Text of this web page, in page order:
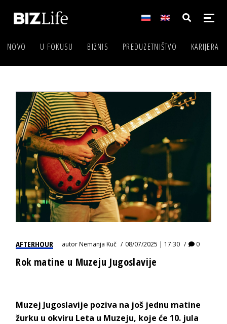
NOVO U FOKUSU BIZNIS PREDUZETNIŠTVO KARIJERA
AFTERHOUR autorNemanja Kuč 08/07/2025 | 17:30 0
Rok matine u Muzeju Jugoslavije
Muzej Jugoslavije poziva na još jednu matine
žurku u okviru Leta u Muzeju, koje će 10. jula